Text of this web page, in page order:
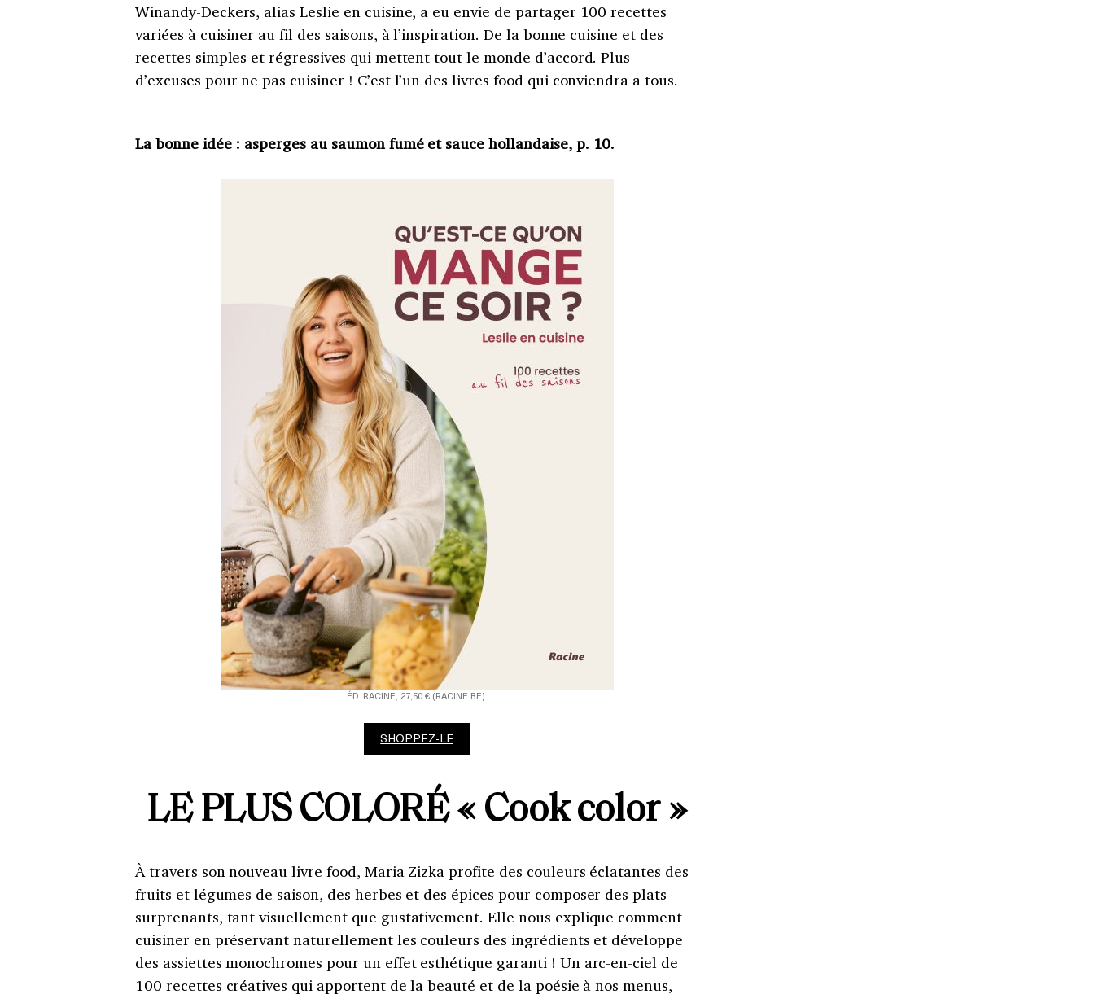
Winandy-Deckers, alias Leslie en cuisine, a eu envie de partager 100 recettes
variées à cuisiner au fil des saisons, à l’inspiration. De la bonne cuisine et des
recettes simples et régressives qui mettent tout le monde d’accord. Plus
d’excuses pour ne pas cuisiner ! C’est l’un des livres food qui conviendra a tous.
La bonne idée : asperges au saumon fumé et sauce hollandaise, p. 10.
ÉD. RACINE, 27,50 € (RACINE.BE).
SHOPPEZ-LE
LE PLUS COLORÉ« Cook color »
À travers son nouveau livre food, Maria Zizka profite des couleurs éclatantes des
fruits et légumes de saison, des herbes et des épices pour composer des plats
surprenants, tant visuellement que gustativement. Elle nous explique comment
cuisiner en préservant naturellement les couleurs des ingrédients et développe
des assiettes monochromes pour un effet esthétique garanti ! Un arc-en-ciel de
100 recettes créatives qui apportent de la beauté et de la poésie à nos menus,